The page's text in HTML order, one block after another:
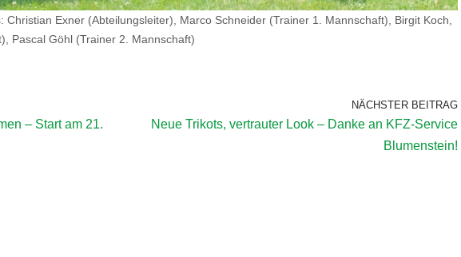
Christian Exner (Abteilungsleiter), Marco Schneider (Trainer 1. Mannschaft), Birgit Koch,
Pascal Göhl (Trainer 2. Mannschaft)
– Start am 21.
NÄCHSTER BEITRAG
Neue Trikots, vertrauter Look – Danke an KFZ-Service
Blumenstein!